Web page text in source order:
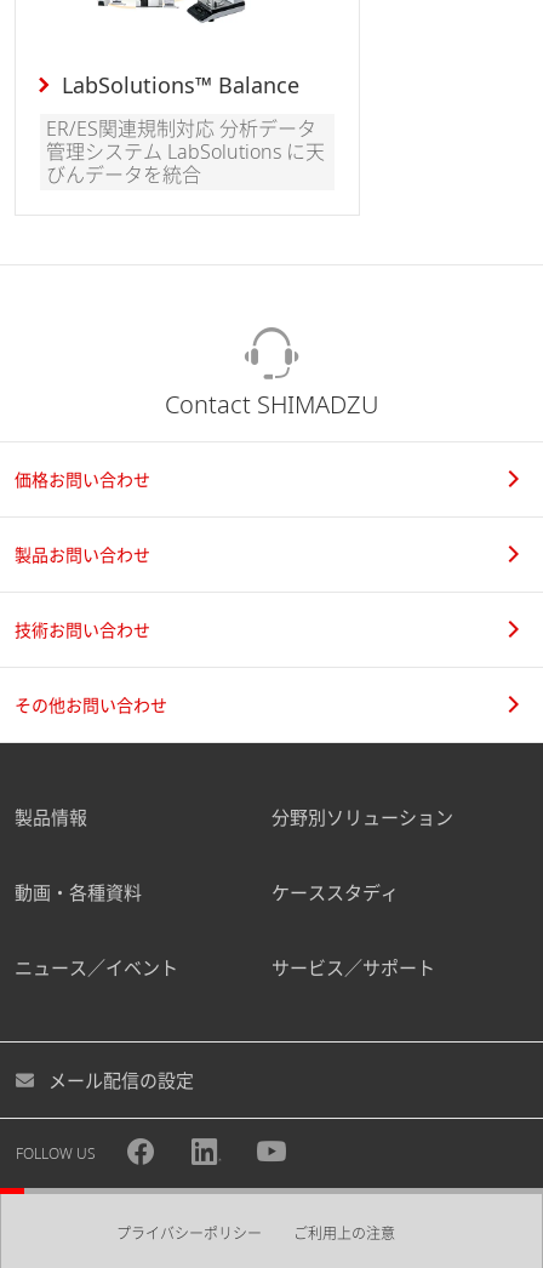
LabSolutions™ Balance
ER/ES関連規制対応 分析データ
管理システム LabSolutions に天
びんデータを統合
Contact SHIMADZU
価格お問い合わせ
製品お問い合わせ
技術お問い合わせ
その他お問い合わせ
製品情報 分野別ソリューション
動画・各種資料 ケーススタディ
ニュース／イベント サービス／サポート
メール配信の設定
FOLLOW US
プライバシーポリシー ご利用上の注意